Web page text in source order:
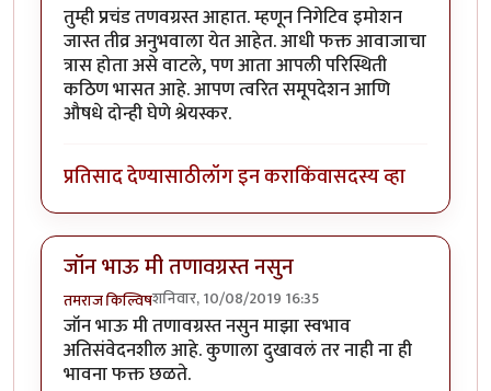
तुम्ही प्रचंड तणवग्रस्त आहात. म्हणून निगेटिव इमोशन
जास्त तीव्र अनुभवाला येत आहेत. आधी फक्त आवाजाचा
त्रास होता असे वाटले, पण आता आपली परिस्थिती
कठिण भासत आहे. आपण त्वरित समूपदेशन आणि
औषधे दोन्ही घेणे श्रेयस्कर.
प्रतिसाद देण्यासाठीलॉग इन कराकिंवासदस्य व्हा
जॉन भाऊ मी तणावग्रस्त नसुन
तमराज किल्विषशनिवार, 10/08/2019 16:35
जॉन भाऊ मी तणावग्रस्त नसुन माझा स्वभाव
अतिसंवेदनशील आहे. कुणाला दुखावलं तर नाही ना ही
भावना फक्त छळते.